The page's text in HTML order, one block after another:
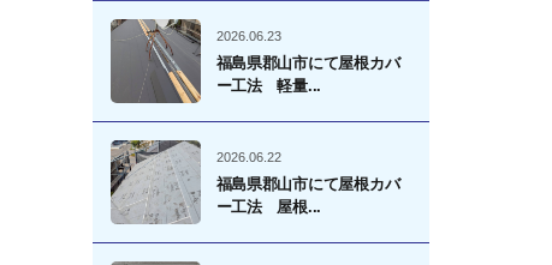
2026.06.23
福島県郡山市にて屋根カバ
ー工法 軽量...
2026.06.22
福島県郡山市にて屋根カバ
ー工法 屋根...